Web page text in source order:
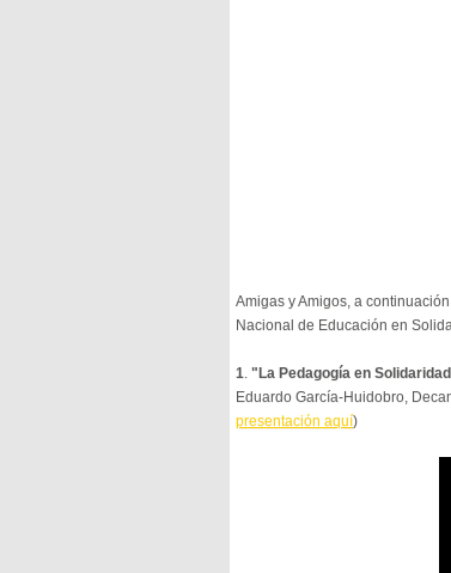
Amigas y Amigos, a
Nacional de Educación en
1. "La Pedagogía en
Eduardo García-Huidobro,
presentación aquí)